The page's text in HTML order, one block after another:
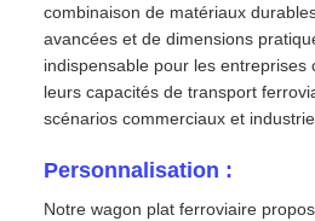
combinaison de matériaux
avancées et de dimensions
indispensable pour les entreprises
leurs capacités de transport
scénarios commerciaux et
Personnalisation :
Notre wagon plat ferroviaire